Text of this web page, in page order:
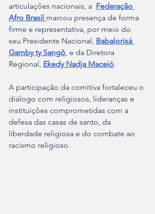
articulações nacionais, a Federação
Afro Brasil marcou presença de forma
firme e representativa, por meio do
seu Presidente Nacional, Babalorixá
Gamby ty Sangô, e da Diretora
Regional, Ekedy Nadja Maceió.
A participação da comitiva fortaleceu o
diálogo com religiosos, lideranças e
instituições comprometidas com a
defesa das casas de santo, da
liberdade religiosa e do combate ao
racismo religioso.